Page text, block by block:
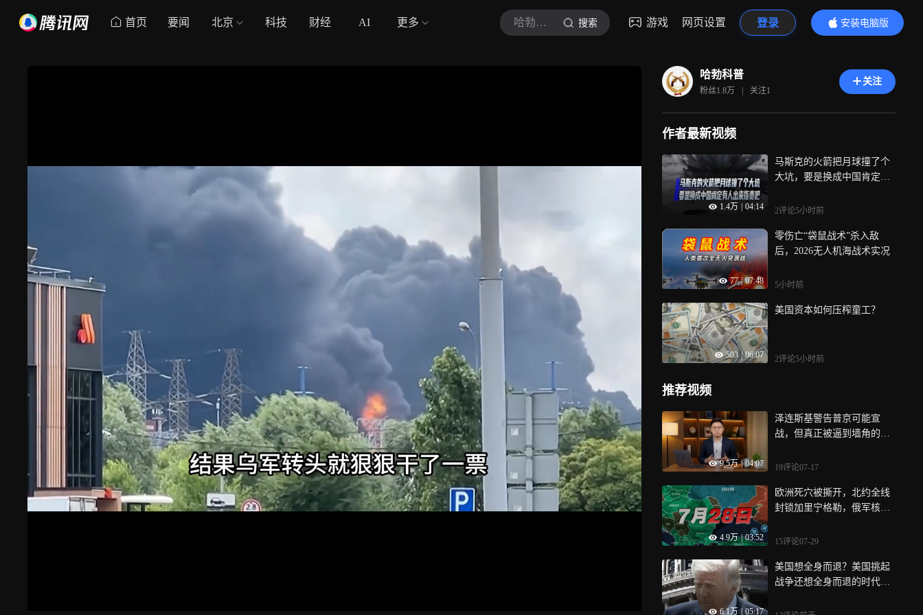
首页 要闻 北京 科技 财经 AI 更多 哈勃科普 搜索 游戏 网页设置 登录
安装电脑版
内容更精彩
哈勃科普
粉丝1.8万 | 关注1
关注
作者最新视频
1.4万 04:14
马斯克的火箭把月球撞了个
大坑，要是换成中国肯定有
2评论5小时前
77 | 07:48
零伤亡“袋鼠战术”杀入敌
后，2026无人机海战术实况
5小时前
503 | 06:07
美国资本如何压榨童工？
2评论5小时前
推荐视频
9.5万 | 04:07
泽连斯基警告普京可能宣
战，但真正被逼到墙角的，
19评论07-17
4.9万 | 03:52
欧洲死穴被撕开，北约全线
封锁加里宁格勒，俄军核导
15评论07-29
6.1万 05:17
美国想全身而退？美国挑起
战争还想全身而退的时代，